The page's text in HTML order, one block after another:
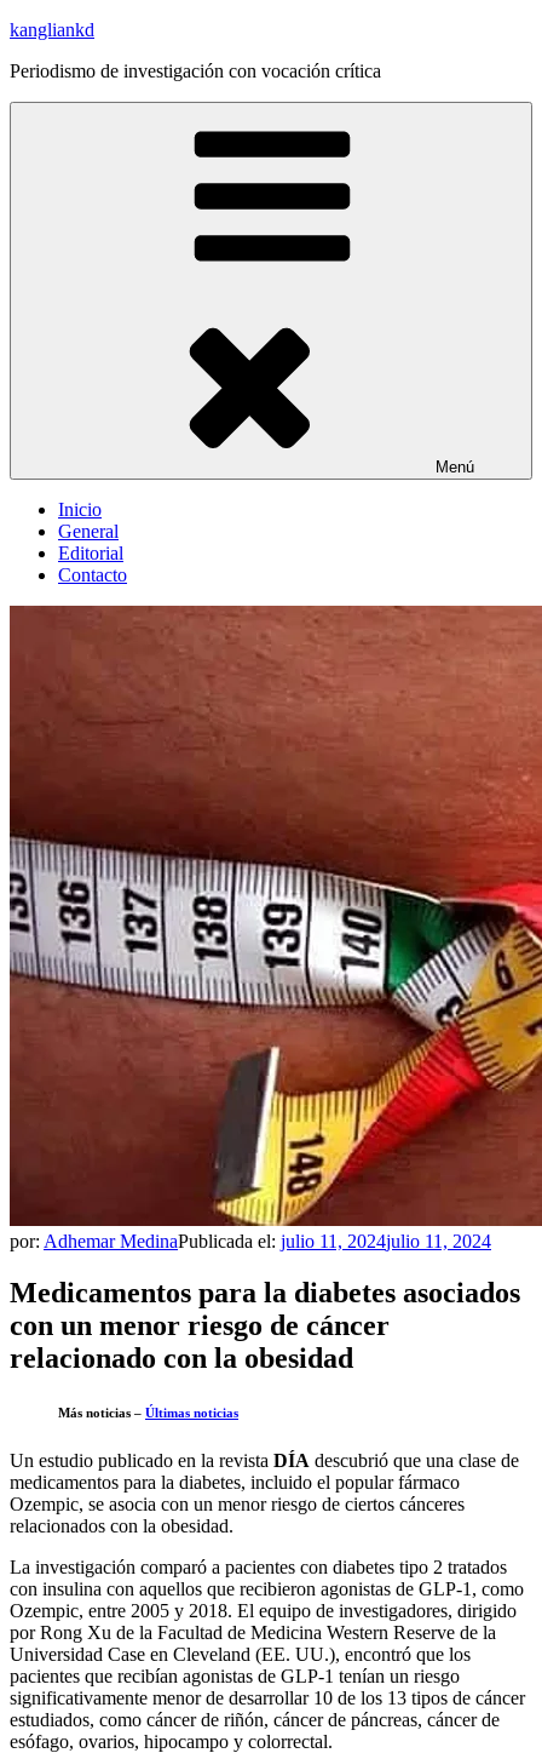
Saltar
contenido
kangliankd
Periodismo de investigación con vocación crítica
Menú
Inicio
General
Editorial
Contacto
por: Adhemar MedinaPublicada el: julio 11, 2024julio 11, 2024
Medicamentos para la diabetes asociados
con un menor riesgo de cáncer
relacionado con la obesidad
Más noticias – Últimas noticias
Un estudio publicado en la revista DÍA descubrió que una clase de
medicamentos para la diabetes, incluido el popular fármaco
Ozempic, se asocia con un menor riesgo de ciertos cánceres
relacionados con la obesidad.
La investigación comparó a pacientes con diabetes tipo 2 tratados
con insulina con aquellos que recibieron agonistas de GLP-1, como
Ozempic, entre 2005 y 2018. El equipo de investigadores, dirigido
por Rong Xu de la Facultad de Medicina Western Reserve de la
Universidad Case en Cleveland (EE. UU.), encontró que los
pacientes que recibían agonistas de GLP-1 tenían un riesgo
significativamente menor de desarrollar 10 de los 13 tipos de cáncer
estudiados, como cáncer de riñón, cáncer de páncreas, cáncer de
esófago, ovarios, hipocampo y colorrectal.